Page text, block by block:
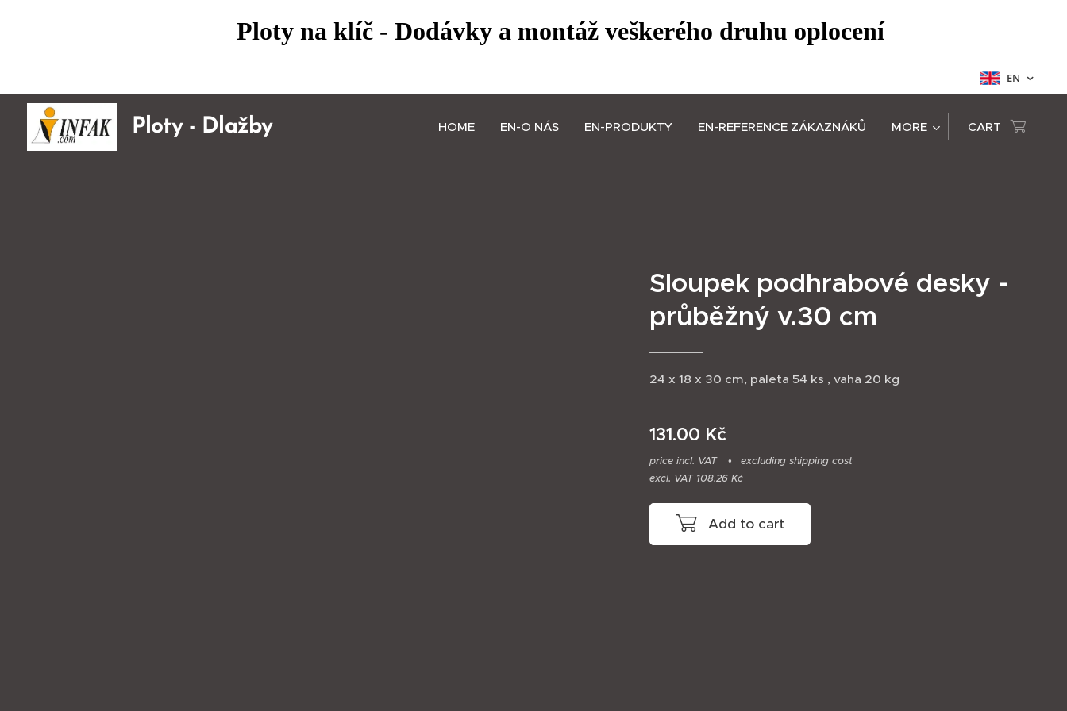
Ploty na klíč - Dodávky a montáž veškerého druhu oplocení
EN
Ploty - Dlažby HOME EN-O NÁS EN-PRODUKTY EN-REFERENCE ZÁKAZNÁKŮ MORE CART
Sloupek podhrabové desky -
průběžný v.30 cm
24 x 18 x 30 cm, paleta 54 ks , vaha 20 kg
131.00 Kč
price incl. VAT
excluding shipping cost
excl. VAT 108.26 Kč
Add to cart